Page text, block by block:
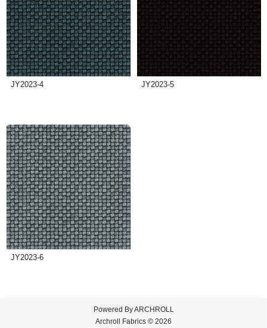
JY2023-4 JY2023-5
JY2023-6
Powered ByARCHROLL
Archroll Fabrics © 2026